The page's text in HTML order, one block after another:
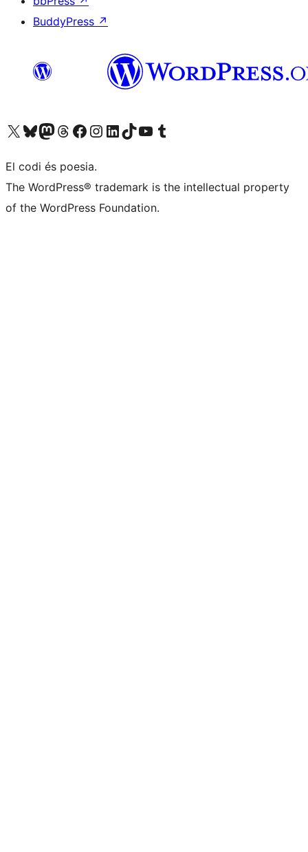
BuddyPress ↗
Visiteu el nostre compte X (abans Twitter)
Visiteu el nostre compte de Bluesky
Visiteu el nostre compte al Mastodon
Visiteu el nostre compte de Threads
Visiteu la nostra pàgina al Facebook
Visiteu el nostre compte d'Instagram
Visiteu el nostre compte de LinkedIn
Visiteu el nostre compte de TikTok
Visiteu el nostre canal al YouTube
Visiteu el nostre compte de Tumblr
El codi és poesia.
The WordPress® trademark is the intellectual property
of the WordPress Foundation.